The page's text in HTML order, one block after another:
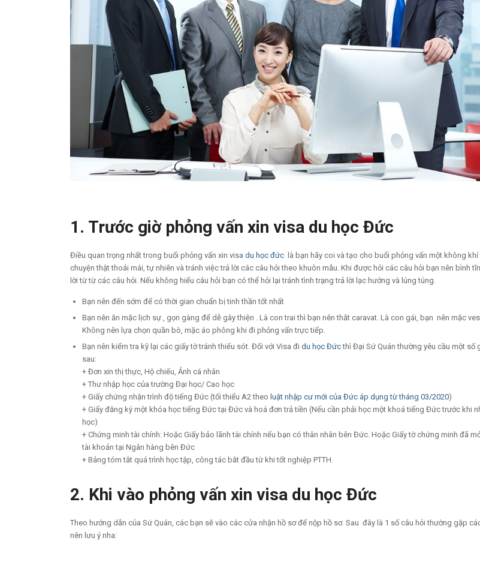
1. Trước giờ phỏng vấn xin visa du học Đức
Điều quan trọng nhất trong buổi phỏng vấn xin visadu học đức là bạn hãy coi và tạo cho buổi phỏng vấn một không khí
chuyện thật thoải mái, tự nhiên và tránh việc trả lời các câu hỏi theo khuôn mẫu. Khi được hỏi các câu hỏi bạn nên bình
lời từ từ các câu hỏi. Nếu không hiểu câu hỏi bạn có thể hỏi lại tránh tình trạng trả lời lạc hướng và lúng túng.
Bạn nên đến sớm để có thời gian chuẩn bị tinh thần tốt nhất
Bạn nên ăn mặc lịch sự , gọn gàng để dễ gây thiện . Là con trai thì bạn nên thắt caravat. Là con gái, bạn nên mặc
Không nên lựa chọn quần bò, mặc áo phông khi đi phỏng vấn trực tiếp.
Bạn nên kiểm tra kỹ lại các giấy tờ tránh thiếu sót. Đối với Visa đidu học Đứcthì Đại Sứ Quán thường yêu cầu một số
sau:
+ Đơn xin thị thực, Hộ chiếu, Ảnh cá nhân
+ Thư nhập học của trường Đại học/ Cao học
+ Giấy chứng nhận trình độ tiếng Đức (tối thiểu A2 theo luật nhập cư mới của Đức áp dụng từ tháng 03/2020)
+ Giấy đăng ký một khóa học tiếng Đức tại Đức và hoá đơn trả tiền (Nếu cần phải học một khoá tiếng Đức trước khi
học)
+ Chứng minh tài chính: Hoặc Giấy bảo lãnh tài chính nếu bạn có thân nhân bên Đức. Hoặc Giấy tờ chứng minh đã
tài khoản tại Ngân hàng bên Đức
+ Bảng tóm tắt quá trình học tập, công tác bắt đầu từ khi tốt nghiệp PTTH.
2. Khi vào phỏng vấnxin visa du học Đức
Theo hướng dẫn của Sứ Quán, các bạn sẽ vào các cửa nhận hồ sơ để nộp hồ sơ. Sau đây là 1 số câu hỏi thường gặp
nên lưu ý nha: